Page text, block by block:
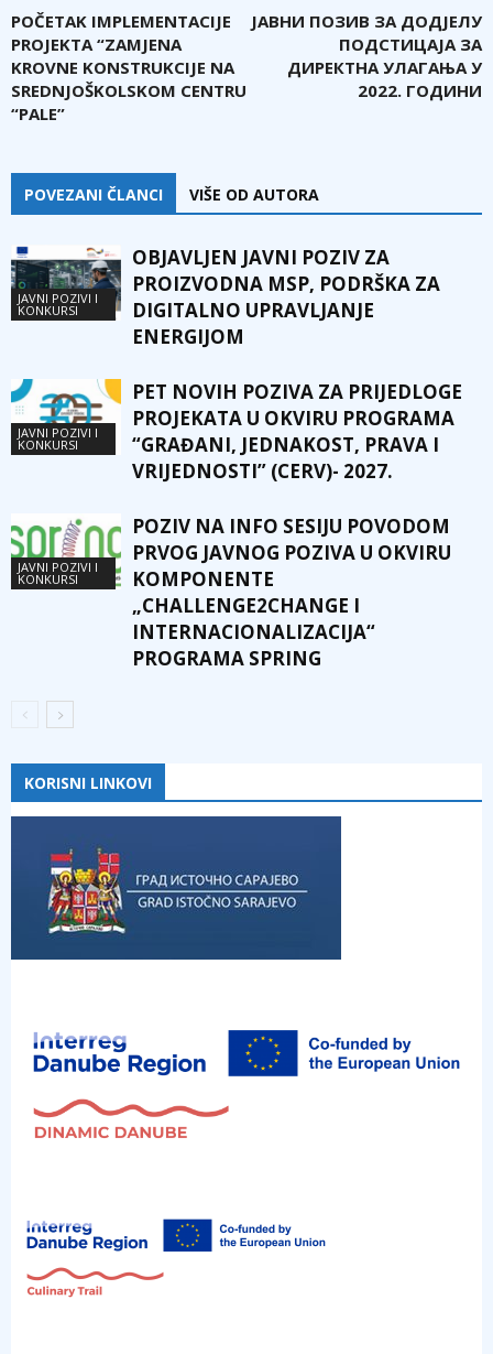
POČETAK IMPLEMENTACIJE
PROJEKTA “ZAMJENA
KROVNE KONSTRUKCIJE NA
SREDNJOŠKOLSKOM CENTRU
“PALE”
ЈАВНИ ПОЗИВ ЗА ДОДЈЕЛУ
ПОДСТИЦАЈА ЗА
ДИРЕКТНА УЛАГАЊА У
2022. ГОДИНИ
POVEZANI ČLANCI VIŠE OD AUTORA
JAVNI POZIVI I
KONKURSI
OBJAVLJEN JAVNI POZIV ZA
PROIZVODNA MSP, PODRŠKA ZA
DIGITALNO UPRAVLJANJE
ENERGIJOM
JAVNI POZIVI I
KONKURSI
PET NOVIH POZIVA ZA PRIJEDLOGE
PROJEKATA U OKVIRU PROGRAMA
“GRAĐANI, JEDNAKOST, PRAVA I
VRIJEDNOSTI” (CERV)- 2027.
JAVNI POZIVI I
KONKURSI
POZIV NA INFO SESIJU POVODOM
PRVOG JAVNOG POZIVA U OKVIRU
KOMPONENTE
„CHALLENGE2CHANGE I
INTERNACIONALIZACIJA“
PROGRAMA SPRING
KORISNI LINKOVI